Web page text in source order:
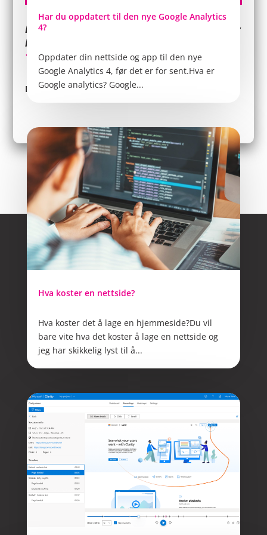
Les mer om de forskjellige elementene man bør
ha på en nettside her:
10 ting man må ha på en nettside
Del gjerne denne artikkelen
Har du oppdatert til den nye Google Analytics
4?
Oppdater din nettside og app til den nye
Google Analytics 4, før det er for sent.Hva er
Google analytics? Google...
Hva koster en nettside?
Hva koster det å lage en hjemmeside?Du vil
bare vite hva det koster å lage en nettside og
jeg har skikkelig lyst til å...